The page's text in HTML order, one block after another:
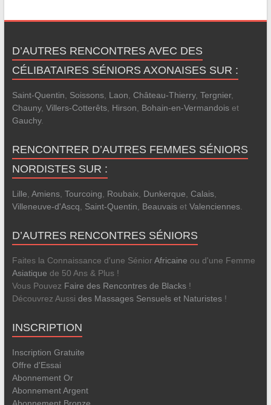
D’AUTRES RENCONTRES AVEC DES
CÉLIBATAIRES SÉNIORS AXONAISES SUR :
Saint-Quentin Soissons, Laon Château-Thierry, Tergnier,
Chauny, Villers-Cotterêts, Hirson Bohain-en-Vermandoiset
Gauchy.
RENCONTRER D’AUTRES FEMMES SÉNIORS
NORDISTES SUR :
Lille Amiens, Tourcoing Roubaix, Dunkerque Calais,
Villeneuve-d'Ascq
Saint-Quentin Beauvaiset Valenciennes.
D’AUTRES RENCONTRES SÉNIORS
Faites la Connaissance d'une SéniorAfricaine ou d'une Femme
Asiatique de 50 Ans & Plus !
Vous Pouvez Faire des Rencontres de Blacks!
Découvrez Aussi des Massages Sensuels et Naturistes!
INSCRIPTION
Inscription Gratuite
Offre d'Essai
Abonnement Or
Abonnement Argent
Abonnement Bronze